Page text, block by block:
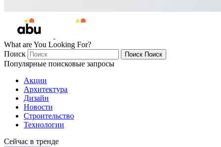
What are You Looking For?
Поиск
Поиск Поиск
Популярные поисковые запросы
Акции
Архитектура
Дизайн
Новости
Строительство
Технологии
Сейчас в тренде